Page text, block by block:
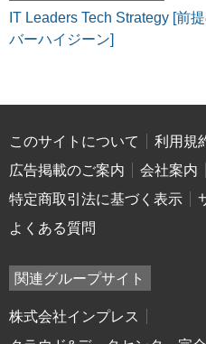
IT Leaders Tech Strategy [前
バーハイジーン]
このサイトについて 利用規
広告掲載のご案内
会社案内
特定商取引法に基づく表示
よくある質問
関連グループサイト
株式会社インプレス